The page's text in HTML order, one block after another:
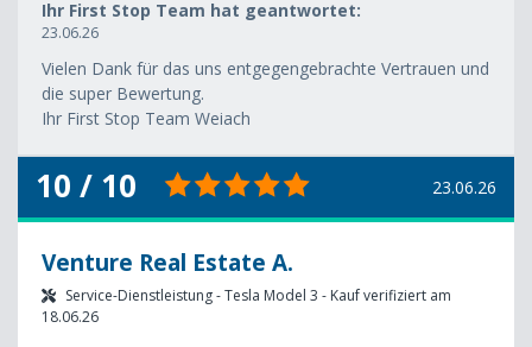
Ihr First Stop Team hat geantwortet:
23.06.26
Vielen Dank für das uns entgegengebrachte Vertrauen und
die super Bewertung.
Ihr First Stop Team Weiach
10 / 10 23.06.26
Venture Real Estate A.
Service-Dienstleistung - Tesla Model 3 - Kauf verifiziert am
18.06.26